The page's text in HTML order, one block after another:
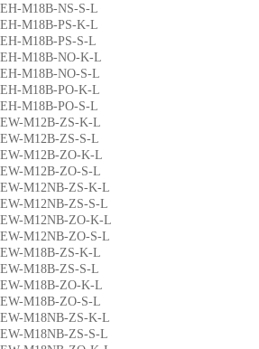
M18B-NS-S-L
M18B-PS-K-L
M18B-PS-S-L
M18B-NO-K-L
M18B-NO-S-L
M18B-PO-K-L
M18B-PO-S-L
M12B-ZS-K-L
M12B-ZS-S-L
M12B-ZO-K-L
M12B-ZO-S-L
M12NB-ZS-K-L
M12NB-ZS-S-L
M12NB-ZO-K-L
M12NB-ZO-S-L
M18B-ZS-K-L
M18B-ZS-S-L
M18B-ZO-K-L
M18B-ZO-S-L
M18NB-ZS-K-L
M18NB-ZS-S-L